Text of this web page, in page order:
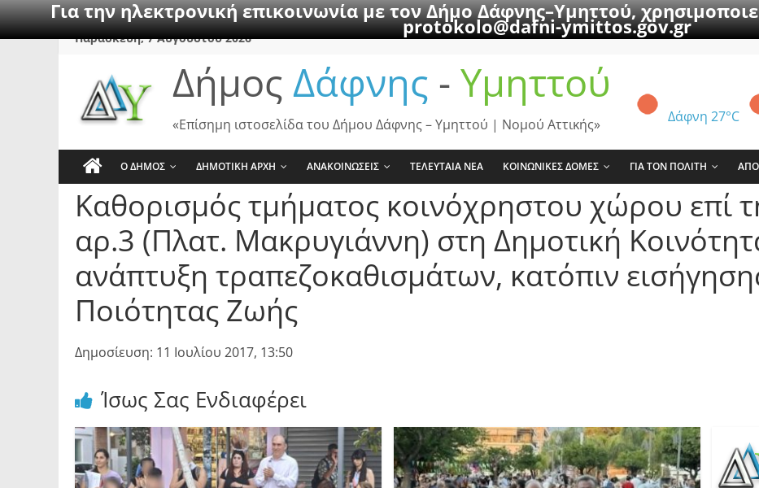
Για την ηλεκτρονική επικοινωνία με τον Δήμο Δάφνης–Υμηττού,
protokolo@dafni-ymittos.gov.gr
SkipΠαρασκευή, 7 Αυγούστου 2026
Δήμος Δάφνης - Υμηττού
Δάφνη 27°C
«Επίσημη ιστοσελίδα του Δήμου Δάφνης – Υμηττού | Νομού Αττικής»
Ο ΔΗΜΟΣ ΔΗΜΟΤΙΚΗ ΑΡΧΗ ΑΝΑΚΟΙΝΩΣΕΙΣ ΤΕΛΕΥΤΑΙΑ ΝΕΑ ΚΟΙΝΩΝΙΚΕΣ ΔΟΜΕΣ ΓΙΑ ΤΟΝ ΠΟΛΙΤΗ
Καθορισμός τμήματος κοινόχρηστου χώρου επί
αρ.3 (Πλατ. Μακρυγιάννη) στη Δημοτική
ανάπτυξη τραπεζοκαθισμάτων, κατόπιν
Ποιότητας Ζωής
Δημοσίευση: 11 Ιουλίου 2017, 13:50
Ίσως Σας Ενδιαφέρει